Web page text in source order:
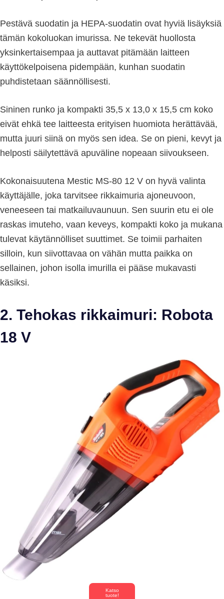
Pestävä suodatin ja HEPA-suodatin ovat hyviä lisäyksiä
tämän kokoluokan imurissa. Ne tekevät huollosta
yksinkertaisempaa ja auttavat pitämään laitteen
käyttökelpoisena pidempään, kunhan suodatin
puhdistetaan säännöllisesti.
Sininen runko ja kompakti 35,5 x 13,0 x 15,5 cm koko
eivät ehkä tee laitteesta erityisen huomiota herättävää,
mutta juuri siinä on myös sen idea. Se on pieni, kevyt ja
helposti säilytettävä apuväline nopeaan siivoukseen.
Kokonaisuutena Mestic MS-80 12 V on hyvä valinta
käyttäjälle, joka tarvitsee rikkaimuria ajoneuvoon,
veneeseen tai matkailuvaunuun. Sen suurin etu ei ole
raskas imuteho, vaan keveys, kompakti koko ja mukana
tulevat käytännölliset suuttimet. Se toimii parhaiten
silloin, kun siivottavaa on vähän mutta paikka on
sellainen, johon isolla imurilla ei pääse mukavasti
käsiksi.
2. Tehokas rikkaimuri: Robota
18 V
Katso
tuote!